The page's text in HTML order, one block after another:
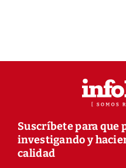
Suscríbete para que
investigando y
calidad